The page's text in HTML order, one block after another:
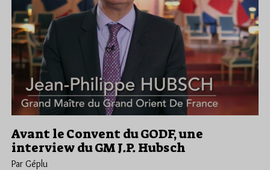
Avant le Convent du GODF, une
interview du GM J.P. Hubsch
Par Géplu